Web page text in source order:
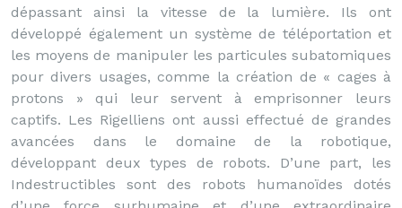
dépassant ainsi la vitesse de la lumière. Ils ont
développé également un système de téléportation et
les moyens de manipuler les particules subatomiques
pour divers usages, comme la création de « cages à
protons » qui leur servent à emprisonner leurs
captifs. Les Rigelliens ont aussi effectué de grandes
avancées dans le domaine de la robotique,
développant deux types de robots. D’une part, les
Indestructibles sont des robots humanoïdes dotés